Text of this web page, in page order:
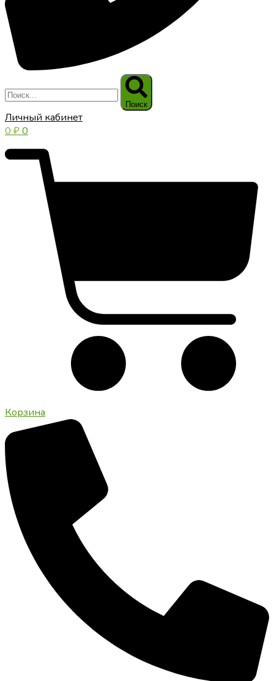
Поиск
Личный кабинет
0 ₽0
Корзина